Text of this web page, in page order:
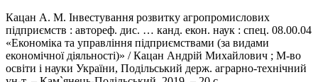
Кацан А. М. Інвестування розвитку агропромислових
підприємств : автореф. дис. … канд. екон. наук : спец. 08.00.04
«Економіка та управління підприємствами (за видами
економічної діяльності)» / Кацан Андрій Михайлович ; М-во
освіти і науки України, Подільський держ. аграрно-технічний